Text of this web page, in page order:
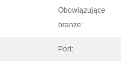
Obowiązujące
branże:
Port: